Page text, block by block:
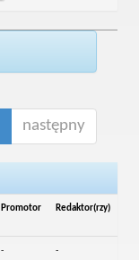
następny
Promotor Redaktor(rzy)
- -